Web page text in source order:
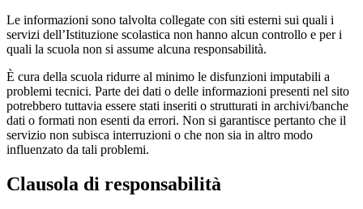
Le informazioni sono talvolta collegate con siti esterni sui quali i
servizi dell’Istituzione scolastica non hanno alcun controllo e per i
quali la scuola non si assume alcuna responsabilità.
È cura della scuola ridurre al minimo le disfunzioni imputabili a
problemi tecnici. Parte dei dati o delle informazioni presenti nel sito
potrebbero tuttavia essere stati inseriti o strutturati in archivi/banche
dati o formati non esenti da errori. Non si garantisce pertanto che il
servizio non subisca interruzioni o che non sia in altro modo
influenzato da tali problemi.
Clausola di responsabilità